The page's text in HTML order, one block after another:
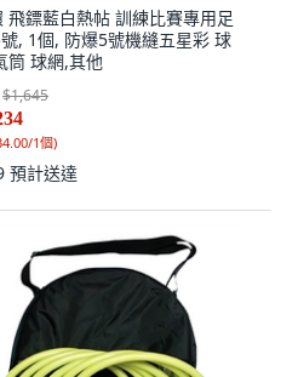
飛鏢藍白熱帖 訓練比賽專用足
, 1個, 防爆5號機縫五星彩 球
筒 球網,其他
$1,645
1個)
預計送達